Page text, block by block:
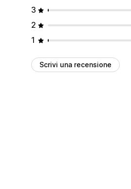
3
2
1
Scrivi una recensione